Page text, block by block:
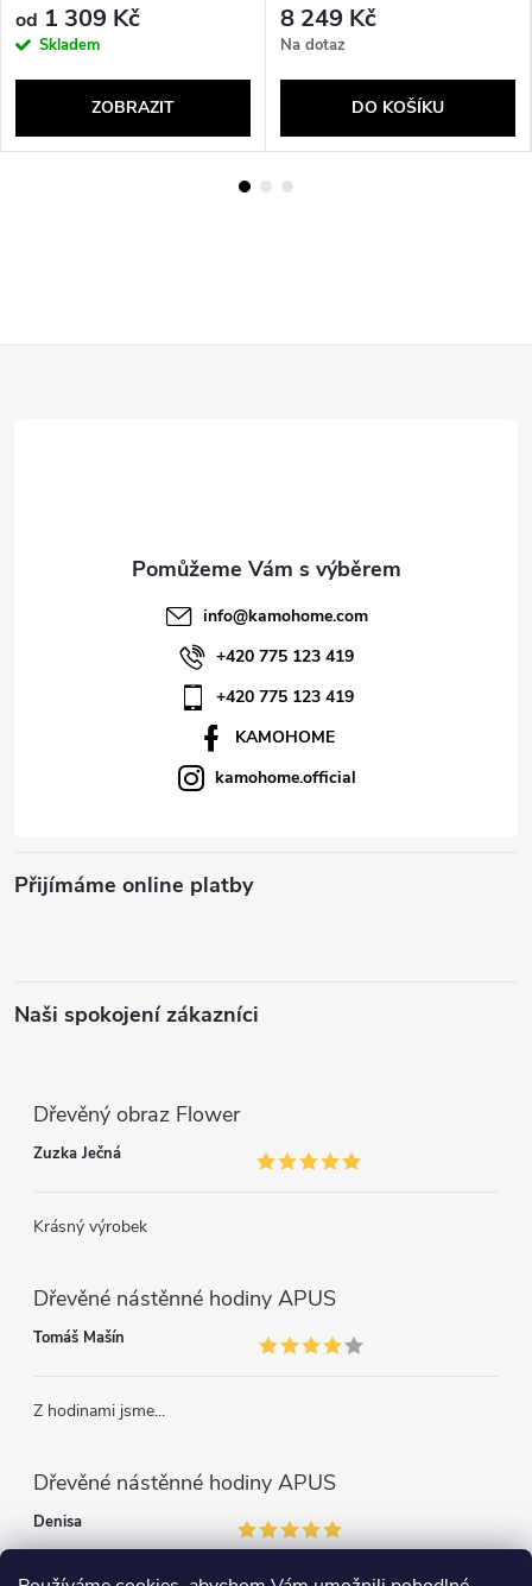
od 1 309 Kč
Skladem
ZOBRAZIT
8 249 Kč
Na dotaz
DO KOŠÍKU
info@kamohome.com
+420 775 123 419
+420 775 123 419
KAMOHOME
kamohome.official
Přijímáme online platby
Naši spokojení zákazníci
Dřevěný obraz Flower
Zuzka Ječná
Krásný výrobek
Dřevěné nástěnné hodiny APUS
Tomáš Mašín
Z hodinami jsme...
Dřevěné nástěnné hodiny APUS
Denisa